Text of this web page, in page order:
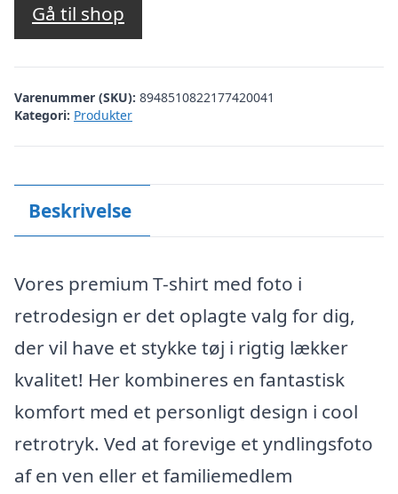
Gå til shop
Varenummer (SKU): 8948510822177420041
Kategori: Produkter
Beskrivelse
Vores premium T-shirt med foto i
retrodesign er det oplagte valg for dig,
der vil have et stykke tøj i rigtig lækker
kvalitet! Her kombineres en fantastisk
komfort med et personligt design i cool
retrotryk. Ved at forevige et yndlingsfoto
af en ven eller et familiemedlem